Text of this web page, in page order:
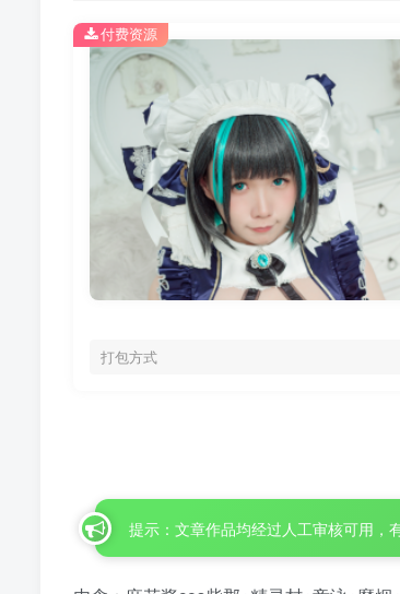
打包方式
付费资源
提示：文章作品均经过人工审核可用，